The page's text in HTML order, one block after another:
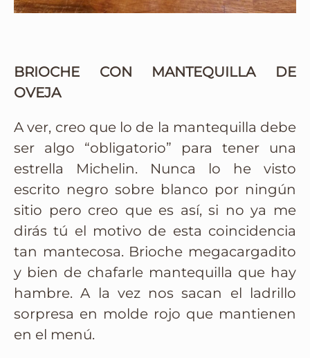
BRIOCHE CON MANTEQUILLA DE
OVEJA
A ver, creo que lo de la mantequilla debe
ser algo “obligatorio” para tener una
estrella Michelin. Nunca lo he visto
escrito negro sobre blanco por ningún
sitio pero creo que es así, si no ya me
dirás tú el motivo de esta coincidencia
tan mantecosa. Brioche megacargadito
y bien de chafarle mantequilla que hay
hambre. A la vez nos sacan el ladrillo
sorpresa en molde rojo que mantienen
en el menú.